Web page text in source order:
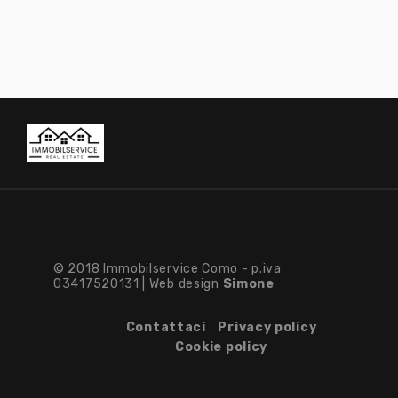
© 2018 Immobilservice Como - p.iva
03417520131 | Web design Simone
Contattaci
Privacy policy
Cookie policy